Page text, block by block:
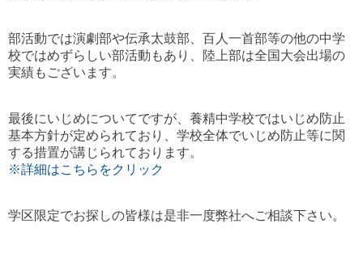
部活動では演劇部や伝承太鼓部、百人一首部等の他の中学
校ではめずらしい部活動もあり、
陸上部は全国大会出場の
実績もございます。
最後にいじめについてですが、養精中学校ではいじめ防止
基本方針が定められており、学校全体でいじめ防止等に関
する措置が講じられております。
※詳細はこちらをクリック
学区限定でお探しの皆様は是非一度弊社へご相談下さい。